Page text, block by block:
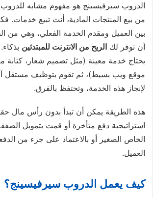
الدروب سيرفيسينج هو مفهوم مشابه للدروب
من بيع المنتجات المادية، أنت تبيع خدمات.
بين العميل ومقدم الخدمة الفعلي، وهي من
أن توفر لك الربح من الانترنت للمبتدئين
يحتاج خدمة معينة (مثل تصميم شعار، كتابة
موقع ويب بسيط)، ثم تقوم بتوظيف مستقل
لإنجاز هذه الخدمة، وتحتفظ بالفرق.
هذه الطريقة يمكن أن تبدأ بدون رأس مال
استراتيجية دفع متأخرة أو قمت بتمويل
الخاص الصغير أو بالاعتماد على جزء من
العميل.
كيف يعمل الدروب سيرفيسينج؟